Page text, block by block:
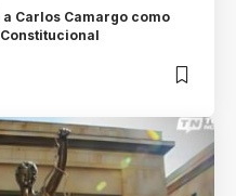
Carlos Camargo como